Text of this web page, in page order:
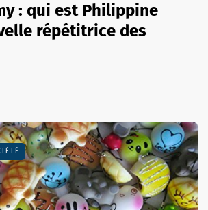
: qui est Philippine
répétitrice des